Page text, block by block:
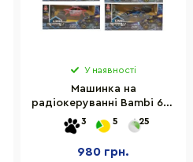
У наявності
Машинка на
радіокеруванні Bambi 699
акумулятор 3,7 v
3 5 25
980 грн.